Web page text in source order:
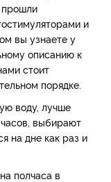
прошли
и
вы узнаете у
описанию к
стоит
порядке.
воду, лучше
выбирают
на дне как раз и
полчаса в